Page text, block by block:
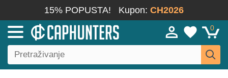
15% POPUSTA! Kupon: CH2026
0